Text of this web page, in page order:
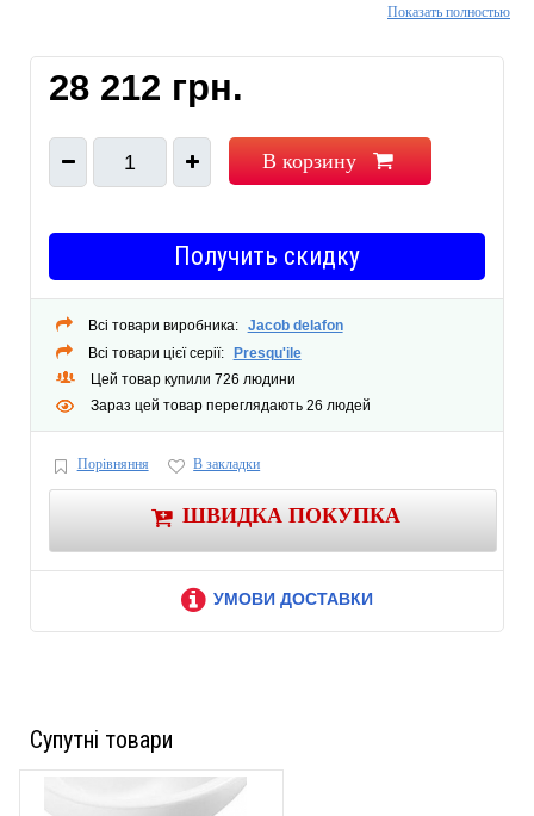
мм Цвет: белый Перелив: есть Крышка перелива: есть Стилистика дизайна: hi-
Показать полностью
28 212 грн.
1 В корзину
Получить скидку
Всі товари виробника: Jacob delafon
Всі товари цієї серії:
Presqu'ile
Цей товар купили 726 людини
Зараз цей товар переглядають 26 людей
Порівняння В закладки
ШВИДКА ПОКУПКА
УМОВИ ДОСТАВКИ
Супутні товари